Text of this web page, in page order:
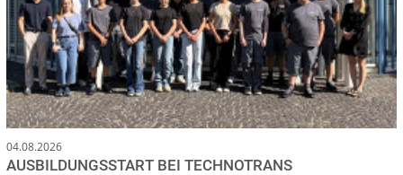
04.08.2026
AUSBILDUNGSSTART BEI TECHNOTRANS